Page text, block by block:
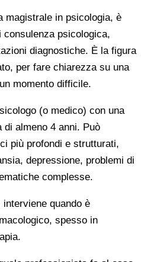
magistrale in psicologia, è
psicologica,
diagnostiche. È la figura
per fare chiarezza su una
momento difficile.
(o medico) con una
almeno 4 anni. Può
più profondi e strutturati,
depressione, problemi di
complesse.
quando è
spesso in